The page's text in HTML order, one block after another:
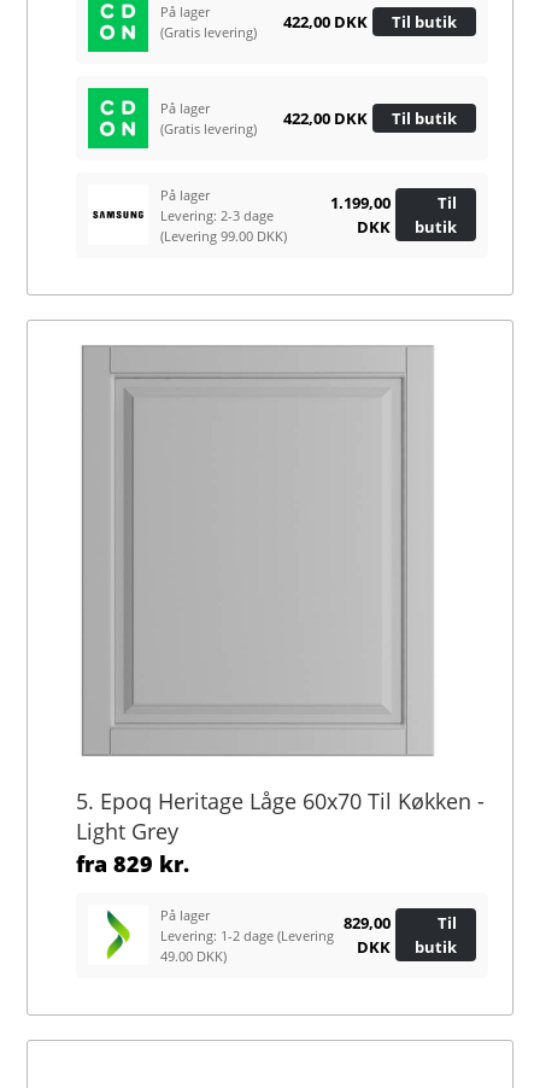
På lager
(Gratis levering)
422,00 DKK Til butik
På lager
(Gratis levering)
422,00 DKK Til butik
På lager
Levering: 2-3 dage
(Levering 99.00 DKK)
1.199,00
DKK
Til
butik
5. Epoq Heritage Låge 60x70 Til Køkken -
Light Grey
fra829 kr.
På lager
Levering: 1-2 dage(Levering
49.00 DKK)
829,00
DKK
Til
butik